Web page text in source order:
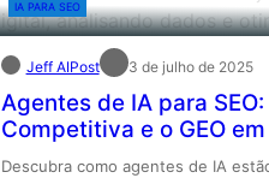
IA PARA SEO
Jeff AIPost 3 de julho de 2025
Agentes de IA para
Competitiva e o GEO
Descubra como agentes de IA